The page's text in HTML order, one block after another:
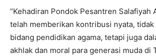
“Kehadiran Pondok Pesantren Salafiyah
telah memberikan kontribusi nyata, tidak
bidang pendidikan agama, tetapi juga
akhlak dan moral para generasi muda di